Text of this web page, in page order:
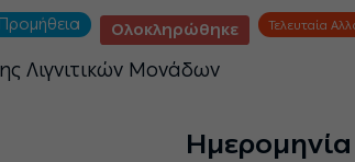
Προμήθεια Ολοκληρώθηκε Τελευταία
Λιγνιτικών Μονάδων